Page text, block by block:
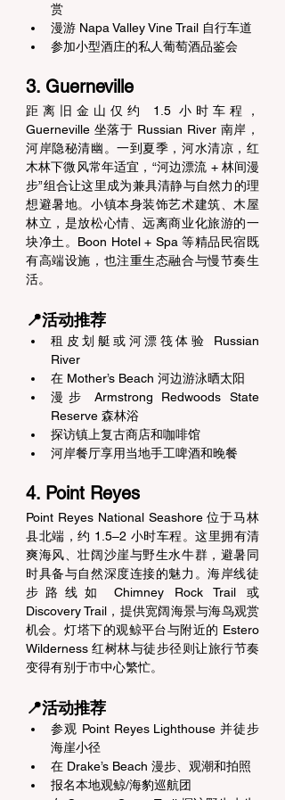
赏
漫游 Napa Valley Vine Trail 自行车道
参加小型酒庄的私人葡萄酒品鉴会
3. Guerneville
距离旧金山仅约 1.5 小时车程，
Guerneville 坐落于 Russian River 南岸，
河岸隐秘清幽。一到夏季，河水清凉，红
木林下微风常年适宜，“河边漂流 + 林间漫
步”组合让这里成为兼具清静与自然力的理
想避暑地。小镇本身装饰艺术建筑、木屋
林立，是放松心情、远离商业化旅游的一
块净土。Boon Hotel + Spa 等精品民宿既
有高端设施，也注重生态融合与慢节奏生
活。
📍活动推荐
租皮划艇或河漂筏体验 Russian
River
在 Mother’s Beach 河边游泳晒太阳
漫步 Armstrong Redwoods State
Reserve 森林浴
探访镇上复古商店和咖啡馆
河岸餐厅享用当地手工啤酒和晚餐
4. Point Reyes
Point Reyes National Seashore 位于马林
县北端，约 1.5–2 小时车程。这里拥有清
爽海风、壮阔沙崖与野生水牛群，避暑同
时具备与自然深度连接的魅力。海岸线徒
步路线如 Chimney Rock Trail 或
Discovery Trail，提供宽阔海景与海鸟观赏
机会。灯塔下的观鲸平台与附近的 Estero
Wilderness 红树林与徒步径则让旅行节奏
变得有别于市中心繁忙。
📍活动推荐
参观 Point Reyes Lighthouse 并徒步
海崖小径
在 Drake’s Beach 漫步、观潮和拍照
报名本地观鲸/海豹巡航团